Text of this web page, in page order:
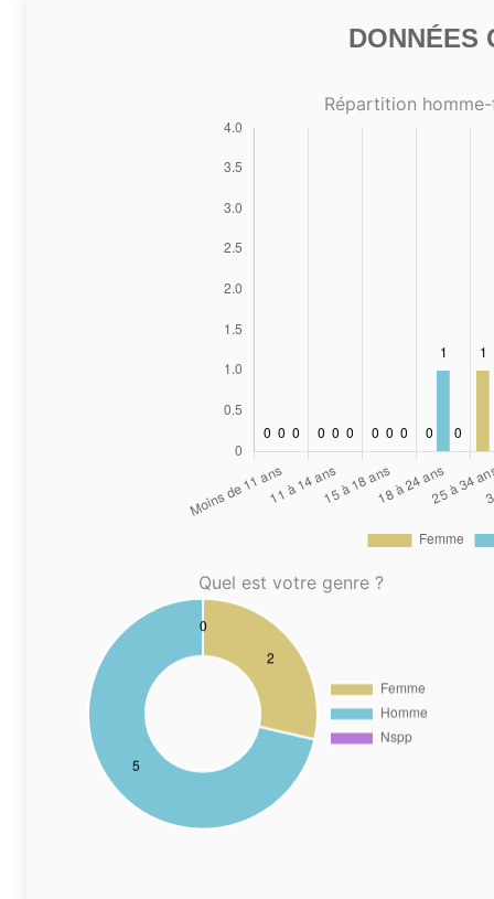
DONNÉES
Répartition
Quel est votre genre ?